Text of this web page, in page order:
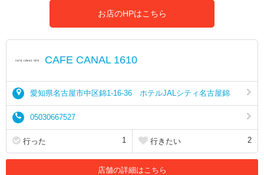
お店のHPはこちら
CAFE CANAL 1610
愛知県名古屋市中区錦1-16-36 ホテルJALシティ名古屋錦
05030667527
行った 1 行きたい 2
店舗の詳細はこちら